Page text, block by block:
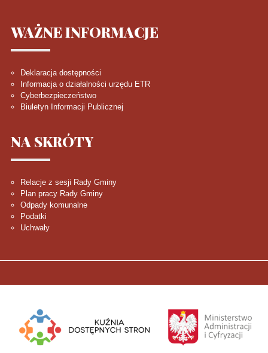
WAŻNEINFORMACJE
Deklaracja dostępności
Informacja o działalności urzędu ETR
Cyberbezpieczeństwo
Biuletyn Informacji Publicznej
NA SKRÓTY
Relacje z sesji Rady Gminy
Plan pracy Rady Gminy
Odpady komunalne
Podatki
Uchwały